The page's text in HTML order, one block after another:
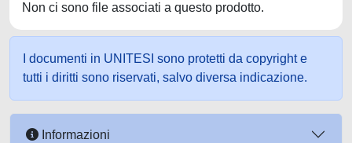
Non ci sono file associati a questo prodotto.
I documenti in UNITESI sono protetti da copyright e
tutti i diritti sono riservati, salvo diversa indicazione.
Informazioni